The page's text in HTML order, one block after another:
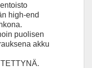
high-end
puolisen
akku